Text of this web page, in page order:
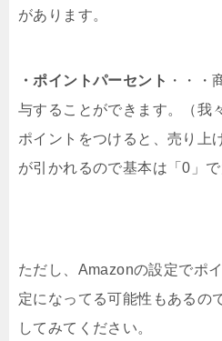
があります。
・ポイントパーセント ・・・
与することができます。（我
ポイントをつけると、売り上
が引かれるので基本は「0」で
ただし、Amazonの設定でポ
定になってる可能性もあるの
してみてください。